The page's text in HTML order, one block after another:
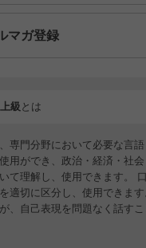
マガ登録
上級 とは
専門分野において必要な言
用ができ、政治・経済・社
て理解し、使用できます。
を適切に区分し、使用できま
、自己表現を問題なく話すこ